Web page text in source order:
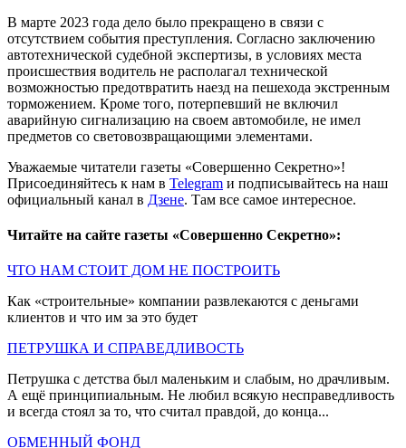
В марте 2023 года дело было прекращено в связи с
отсутствием события преступления. Согласно заключению
автотехнической судебной экспертизы, в условиях места
происшествия водитель не располагал технической
возможностью предотвратить наезд на пешехода экстренным
торможением. Кроме того, потерпевший не включил
аварийную сигнализацию на своем автомобиле, не имел
предметов со световозвращающими элементами.
Уважаемые читатели газеты «Совершенно Секретно»!
Присоединяйтесь к нам в Telegram и подписывайтесь на наш
официальный канал в Дзене. Там все самое интересное.
Читайте на сайте газеты «Совершенно Секретно»:
ЧТО НАМ СТОИТ ДОМ НЕ ПОСТРОИТЬ
Как «строительные» компании развлекаются с деньгами
клиентов и что им за это будет
ПЕТРУШКА И СПРАВЕДЛИВОСТЬ
Петрушка с детства был маленьким и слабым, но драчливым.
А ещё принципиальным. Не любил всякую несправедливость
и всегда стоял за то, что считал правдой, до конца...
ОБМЕННЫЙ ФОНД